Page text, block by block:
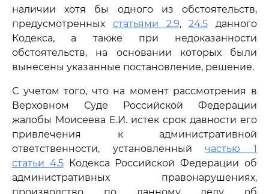
наличии хотя бы одного из обстоятельств,
предусмотренных статьями 2.9,24.5 данного
Кодекса, а также при недоказанности
обстоятельств, на основании которых были
вынесены указанные постановление, решение.
С учетом того, что на момент рассмотрения в
Верховном Суде Российской Федерации
жалобы Моисеева Е.И. истек срок давности его
привлечения к административной
ответственности, установленныйчастью 1
статьи 4.5Кодекса Российской Федерации об
административных правонарушениях,